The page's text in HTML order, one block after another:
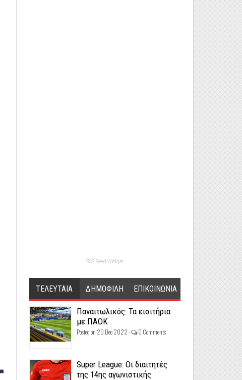
RSS Feed Widget
ΤΕΛΕΥΤΑΙΑ ΔΗΜΟΦΙΛΗ ΕΠΙΚΟΙΝΩΝΙΑ
Παναιτωλικός: Τα εισιτήρια
με ΠΑΟΚ
Posted on 20 Dec 2022 - 0 Comments
Super League: Οι διαιτητές
της 14ης αγωνιστικής